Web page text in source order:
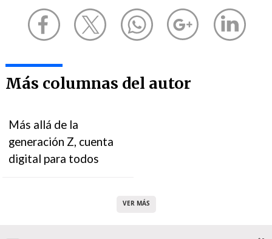
Más columnas del autor
Más allá de la
generación Z, cuenta
digital para todos
VER MÁS